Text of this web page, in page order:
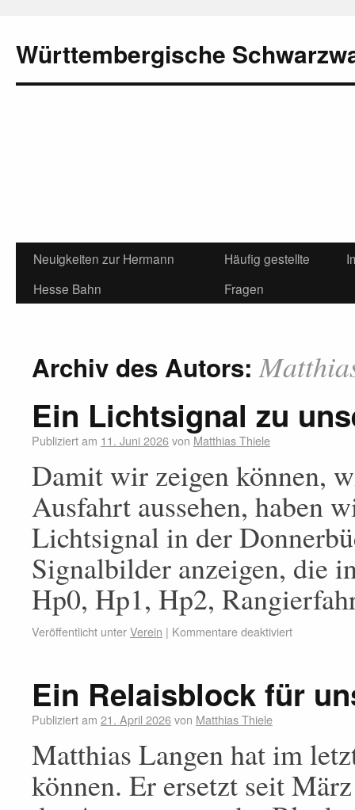
Württembergische
Neuigkeiten zur Hermann
Hesse Bahn
Häufig gestellte
Fragen
Archiv des Autors:
Ein Lichtsignal zu
Publiziert am 11. Juni 2026von Matthias Thiele
Damit wir zeigen können,
Ausfahrt aussehen, haben
Lichtsignal in der
Signalbilder anzeigen, die
Hp0, Hp1, Hp2,
Veröffentlicht unterVerein | Kommentare deaktiviert
Ein Relaisblock für
Publiziert am 21. April 2026von Matthias Thiele
Matthias Langen hat im
können. Er ersetzt seit